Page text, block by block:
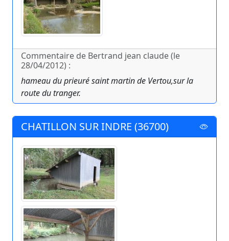
Commentaire de Bertrand jean claude (le
28/04/2012) :
hameau du prieuré saint martin de Vertou,sur la
route du tranger.
CHATILLON SUR INDRE (36700)